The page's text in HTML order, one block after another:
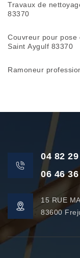
Travaux de
83370
Couvreur pour
Saint Aygulf 83370
Ramoneur
04 82
06 46
15 RUE
83600